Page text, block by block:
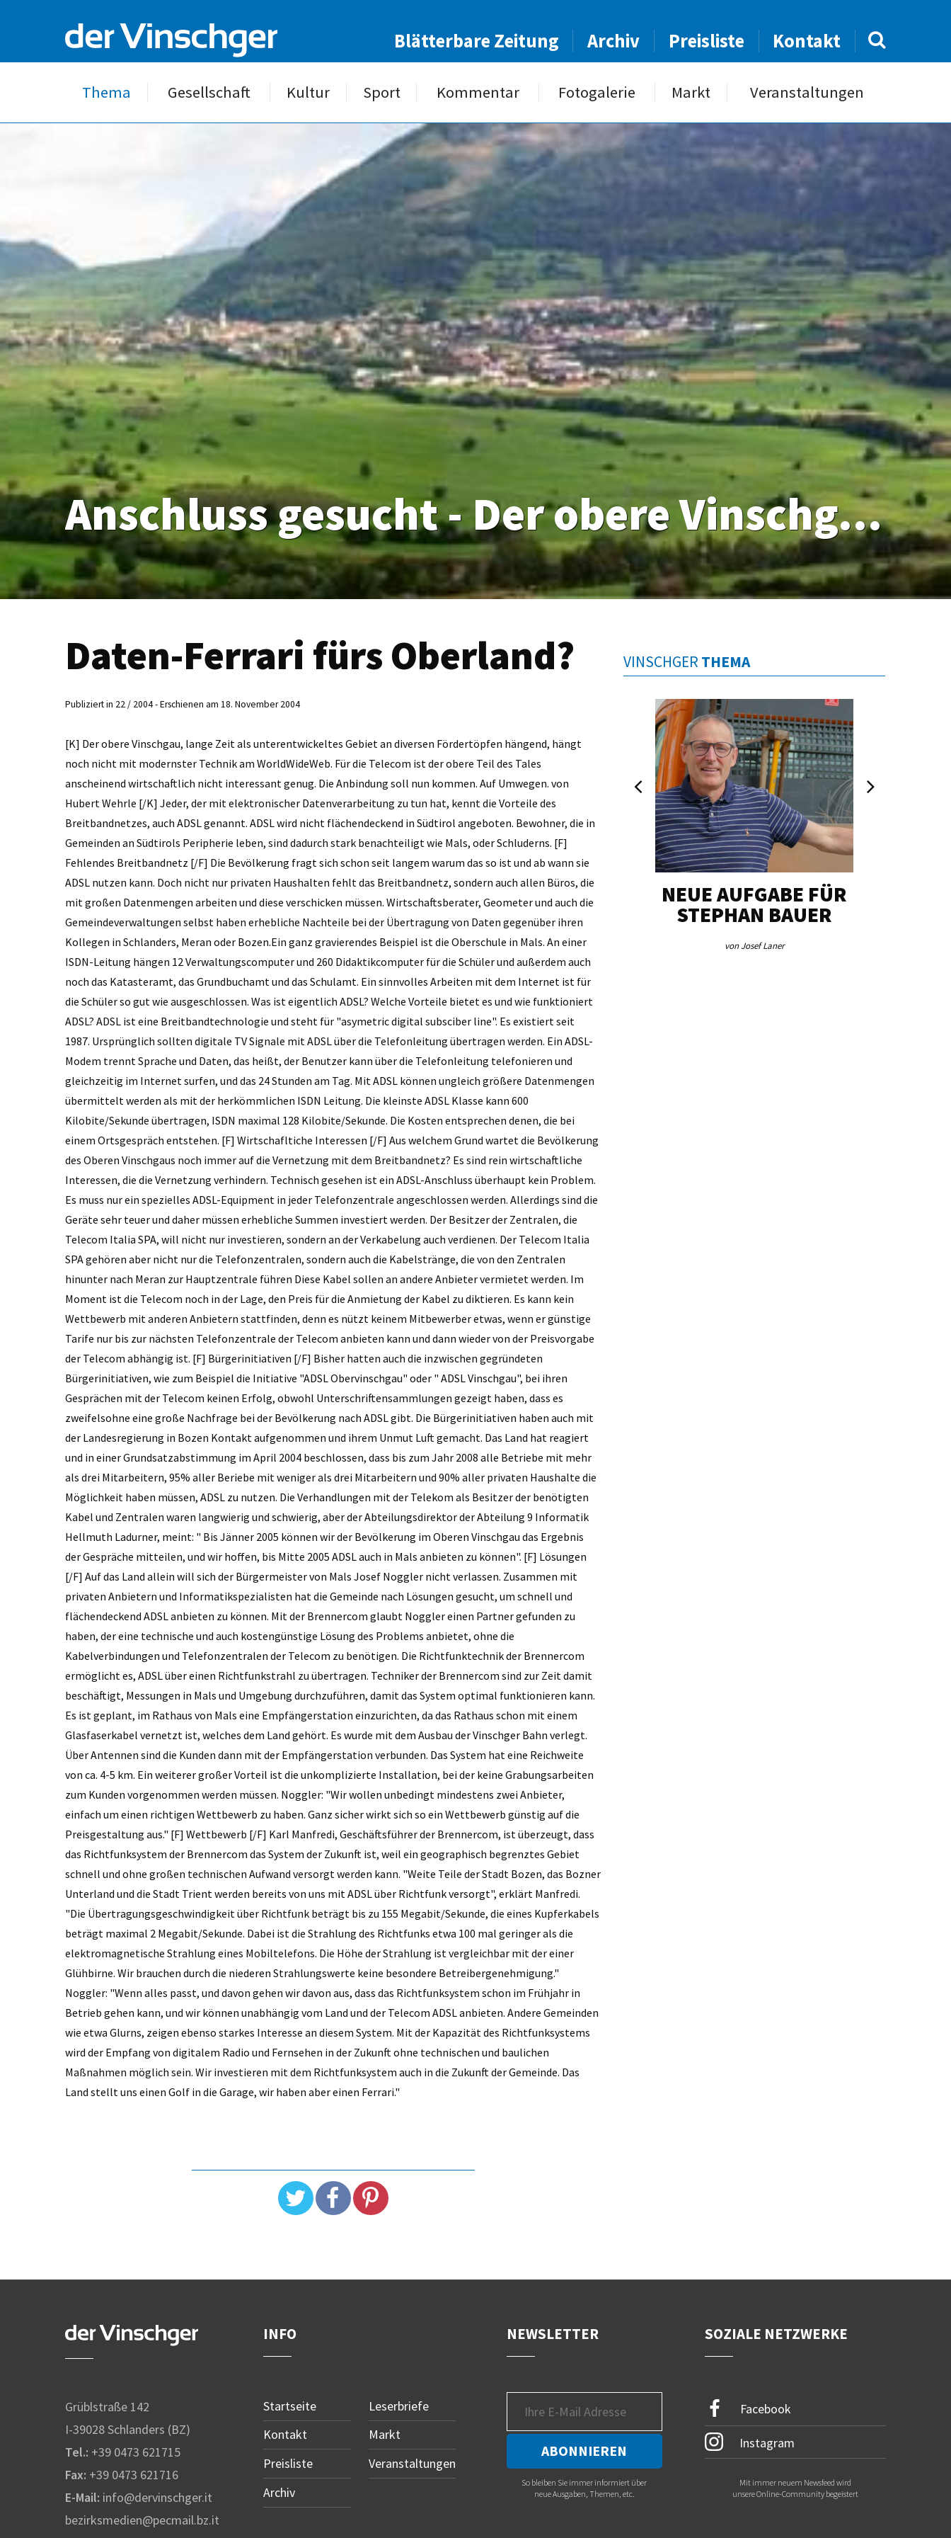
Blätterbare Zeitung Archiv Preisliste Kontakt
Thema Gesellschaft Kultur Sport Kommentar Fotogalerie Markt Veranstaltungen
Anschluss gesucht - Der obere Vinschgau will ans Netz
Daten-Ferrari fürs Oberland?
Publiziert in 22 / 2004 - Erschienen am 18. November 2004
[K] Der obere Vinschgau, lange Zeit als unterentwickeltes Gebiet an diversen Fördertöpfen hängend, hängt
noch nicht mit modernster Technik am WorldWideWeb. Für die Telecom ist der obere Teil des Tales
anscheinend wirtschaftlich nicht interessant genug. Die Anbindung soll nun kommen. Auf Umwegen. von
Hubert Wehrle [/K] Jeder, der mit elektronischer Datenverarbeitung zu tun hat, kennt die Vorteile des
Breitbandnetzes, auch ADSL genannt. ADSL wird nicht flächendeckend in Südtirol angeboten. Bewohner, die in
Gemeinden an Südtirols Peripherie leben, sind dadurch stark benachteiligt wie Mals, oder Schluderns. [F]
Fehlendes Breitbandnetz [/F] Die Bevölkerung fragt sich schon seit langem warum das so ist und ab wann sie
ADSL nutzen kann. Doch nicht nur privaten Haushalten fehlt das Breitbandnetz, sondern auch allen Büros, die
mit großen Datenmengen arbeiten und diese verschicken müssen. Wirtschaftsberater, Geometer und auch die
Gemeindeverwaltungen selbst haben erhebliche Nachteile bei der Übertragung von Daten gegenüber ihren
Kollegen in Schlanders, Meran oder Bozen.Ein ganz gravierendes Beispiel ist die Oberschule in Mals. An einer
ISDN-Leitung hängen 12 Verwaltungscomputer und 260 Didaktikcomputer für die Schüler und außerdem auch
noch das Katasteramt, das Grundbuchamt und das Schulamt. Ein sinnvolles Arbeiten mit dem Internet ist für
die Schüler so gut wie ausgeschlossen. Was ist eigentlich ADSL? Welche Vorteile bietet es und wie funktioniert
ADSL? ADSL ist eine Breitbandtechnologie und steht für "asymetric digital subsciber line". Es existiert seit
1987. Ursprünglich sollten digitale TV Signale mit ADSL über die Telefonleitung übertragen werden. Ein ADSL-
Modem trennt Sprache und Daten, das heißt, der Benutzer kann über die Telefonleitung telefonieren und
gleichzeitig im Internet surfen, und das 24 Stunden am Tag. Mit ADSL können ungleich größere Datenmengen
übermittelt werden als mit der herkömmlichen ISDN Leitung. Die kleinste ADSL Klasse kann 600
Kilobite/Sekunde übertragen, ISDN maximal 128 Kilobite/Sekunde. Die Kosten entsprechen denen, die bei
einem Ortsgespräch entstehen. [F] Wirtschafltiche Interessen [/F] Aus welchem Grund wartet die Bevölkerung
des Oberen Vinschgaus noch immer auf die Vernetzung mit dem Breitbandnetz? Es sind rein wirtschaftliche
Interessen, die die Vernetzung verhindern. Technisch gesehen ist ein ADSL-Anschluss überhaupt kein Problem.
Es muss nur ein spezielles ADSL-Equipment in jeder Telefonzentrale angeschlossen werden. Allerdings sind die
Geräte sehr teuer und daher müssen erhebliche Summen investiert werden. Der Besitzer der Zentralen, die
Telecom Italia SPA, will nicht nur investieren, sondern an der Verkabelung auch verdienen. Der Telecom Italia
SPA gehören aber nicht nur die Telefonzentralen, sondern auch die Kabelstränge, die von den Zentralen
hinunter nach Meran zur Hauptzentrale führen Diese Kabel sollen an andere Anbieter vermietet werden. Im
Moment ist die Telecom noch in der Lage, den Preis für die Anmietung der Kabel zu diktieren. Es kann kein
Wettbewerb mit anderen Anbietern stattfinden, denn es nützt keinem Mitbewerber etwas, wenn er günstige
Tarife nur bis zur nächsten Telefonzentrale der Telecom anbieten kann und dann wieder von der Preisvorgabe
der Telecom abhängig ist. [F] Bürgerinitiativen [/F] Bisher hatten auch die inzwischen gegründeten
Bürgerinitiativen, wie zum Beispiel die Initiative "ADSL Obervinschgau" oder " ADSL Vinschgau", bei ihren
Gesprächen mit der Telecom keinen Erfolg, obwohl Unterschriftensammlungen gezeigt haben, dass es
zweifelsohne eine große Nachfrage bei der Bevölkerung nach ADSL gibt. Die Bürgerinitiativen haben auch mit
der Landesregierung in Bozen Kontakt aufgenommen und ihrem Unmut Luft gemacht. Das Land hat reagiert
und in einer Grundsatzabstimmung im April 2004 beschlossen, dass bis zum Jahr 2008 alle Betriebe mit mehr
als drei Mitarbeitern, 95% aller Beriebe mit weniger als drei Mitarbeitern und 90% aller privaten Haushalte die
Möglichkeit haben müssen, ADSL zu nutzen. Die Verhandlungen mit der Telekom als Besitzer der benötigten
Kabel und Zentralen waren langwierig und schwierig, aber der Abteilungsdirektor der Abteilung 9 Informatik
Hellmuth Ladurner, meint: " Bis Jänner 2005 können wir der Bevölkerung im Oberen Vinschgau das Ergebnis
der Gespräche mitteilen, und wir hoffen, bis Mitte 2005 ADSL auch in Mals anbieten zu können". [F] Lösungen
[/F] Auf das Land allein will sich der Bürgermeister von Mals Josef Noggler nicht verlassen. Zusammen mit
privaten Anbietern und Informatikspezialisten hat die Gemeinde nach Lösungen gesucht, um schnell und
flächendeckend ADSL anbieten zu können. Mit der Brennercom glaubt Noggler einen Partner gefunden zu
haben, der eine technische und auch kostengünstige Lösung des Problems anbietet, ohne die
Kabelverbindungen und Telefonzentralen der Telecom zu benötigen. Die Richtfunktechnik der Brennercom
ermöglicht es, ADSL über einen Richtfunkstrahl zu übertragen. Techniker der Brennercom sind zur Zeit damit
beschäftigt, Messungen in Mals und Umgebung durchzuführen, damit das System optimal funktionieren kann.
Es ist geplant, im Rathaus von Mals eine Empfängerstation einzurichten, da das Rathaus schon mit einem
Glasfaserkabel vernetzt ist, welches dem Land gehört. Es wurde mit dem Ausbau der Vinschger Bahn verlegt.
Über Antennen sind die Kunden dann mit der Empfängerstation verbunden. Das System hat eine Reichweite
von ca. 4-5 km. Ein weiterer großer Vorteil ist die unkomplizierte Installation, bei der keine Grabungsarbeiten
zum Kunden vorgenommen werden müssen. Noggler: "Wir wollen unbedingt mindestens zwei Anbieter,
einfach um einen richtigen Wettbewerb zu haben. Ganz sicher wirkt sich so ein Wettbewerb günstig auf die
Preisgestaltung aus." [F] Wettbewerb [/F] Karl Manfredi, Geschäftsführer der Brennercom, ist überzeugt, dass
das Richtfunksystem der Brennercom das System der Zukunft ist, weil ein geographisch begrenztes Gebiet
schnell und ohne großen technischen Aufwand versorgt werden kann. "Weite Teile der Stadt Bozen, das Bozner
Unterland und die Stadt Trient werden bereits von uns mit ADSL über Richtfunk versorgt", erklärt Manfredi.
"Die Übertragungsgeschwindigkeit über Richtfunk beträgt bis zu 155 Megabit/Sekunde, die eines Kupferkabels
beträgt maximal 2 Megabit/Sekunde. Dabei ist die Strahlung des Richtfunks etwa 100 mal geringer als die
elektromagnetische Strahlung eines Mobiltelefons. Die Höhe der Strahlung ist vergleichbar mit der einer
Glühbirne. Wir brauchen durch die niederen Strahlungswerte keine besondere Betreibergenehmigung."
Noggler: "Wenn alles passt, und davon gehen wir davon aus, dass das Richtfunksystem schon im Frühjahr in
Betrieb gehen kann, und wir können unabhängig vom Land und der Telecom ADSL anbieten. Andere Gemeinden
wie etwa Glurns, zeigen ebenso starkes Interesse an diesem System. Mit der Kapazität des Richtfunksystems
wird der Empfang von digitalem Radio und Fernsehen in der Zukunft ohne technischen und baulichen
Maßnahmen möglich sein. Wir investieren mit dem Richtfunksystem auch in die Zukunft der Gemeinde. Das
Land stellt uns einen Golf in die Garage, wir haben aber einen Ferrari."
VINSCHGER THEMA
NEUE AUFGABE FÜR
STEPHAN BAUER
von Josef Laner
Grüblstraße 142
I-39028 Schlanders (BZ)
Tel.: +39 0473 621715
Fax: +39 0473 621716
E-Mail: info@dervinschger.it
bezirksmedien@pecmail.bz.it
INFO
Startseite
Kontakt
Preisliste
Archiv
Leserbriefe
Markt
Veranstaltungen
NEWSLETTER
So bleiben Sie immer informiert über
neue Ausgaben, Themen, etc.
SOZIALE NETZWERKE
Facebook
Instagram
Mit immer neuem Newsfeed wird
unsere Online-Community begeistert